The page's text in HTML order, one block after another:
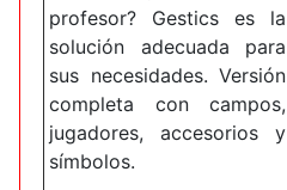
profesor?
Gestics es la
solución adecuada para
sus necesidades. Versión
completa con campos,
jugadores, accesorios y
símbolos.